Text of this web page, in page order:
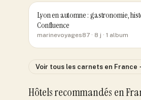
Lyon en automne : gastronomie,
Confluence
marinevoyages87 · 8 j · 1 album
Voir tous les carnets en France
Hôtels recommandés en